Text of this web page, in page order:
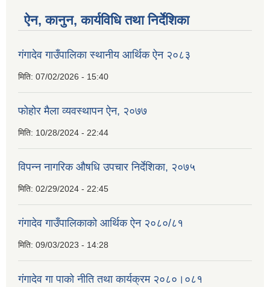
ऐन, कानुन, कार्यविधि तथा निर्देशिका
गंगादेव गाउँपालिका स्थानीय आर्थिक ऐन २०८३
मिति: 07/02/2026 - 15:40
फोहोर मैला व्यवस्थापन ऐन, २०७७
मिति: 10/28/2024 - 22:44
विपन्न नागरिक औषधि उपचार निर्देशिका, २०७५
मिति: 02/29/2024 - 22:45
गंगादेव गाउँपालिकाको आर्थिक ऐन २०८०/८१
मिति: 09/03/2023 - 14:28
गंगादेव गा पाको नीति तथा कार्यक्रम २०८०।०८१